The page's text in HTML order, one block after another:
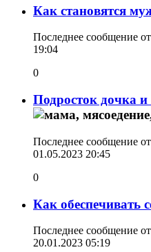
Как становятся
Последнее сообщение от
19:04
0
Подросток дочка
Последнее сообщение от
01.05.2023 20:45
0
Как обеспечивать
Последнее сообщение от
20.01.2023 05:19